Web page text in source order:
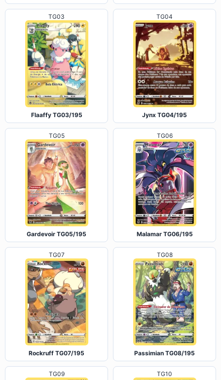
TG03
Flaaffy TG03/195
TG04
Jynx TG04/195
TG05
Gardevoir TG05/195
TG06
Malamar TG06/195
TG07
Rockruff TG07/195
TG08
Passimian TG08/195
TG09 TG10